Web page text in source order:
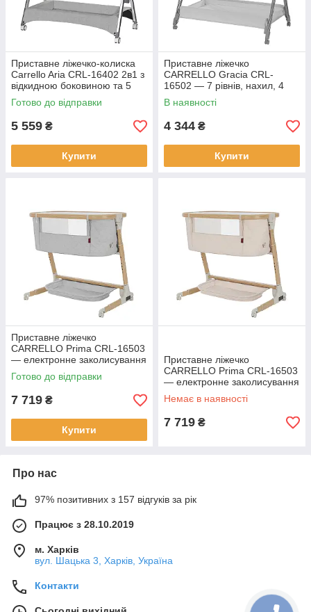
Приставне ліжечко-колиска
Carrello Aria CRL-16402 2в1 з
відкидною боковиною та 5
рівнями висоти Сірий
Готово до відправки
5 559 ₴
Купити
Приставне ліжечко
CARRELLO Gracia CRL-
16502 — 7 рівнів, нахил, 4
колеса з гальмами, кошик і
матрац у комплекті Сірий
В наявності
4 344 ₴
Купити
Приставне ліжечко
CARRELLO Prima CRL-16503
— електронне заколисування
5 швидкостей, 6 рівнів
висоти, Bluetooth, таймер,
Готово до відправки
7 719 ₴
Купити
Приставне ліжечко
CARRELLO Prima CRL-16503
— електронне заколисування
5 швидкостей, 6 рівнів
висоти, Bluetooth, таймер
Немає в наявності
7 719 ₴
Про нас
97% позитивних з 157 відгуків за рік
Працює з 28.10.2019
м. Харків
вул. Шацька 3, Харків, Україна
Контакти